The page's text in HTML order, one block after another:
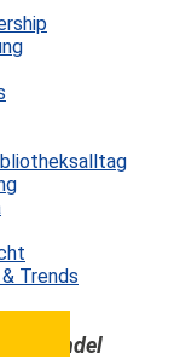
Trends
einen
in
sind
immer
ihr
3,9%
zudem